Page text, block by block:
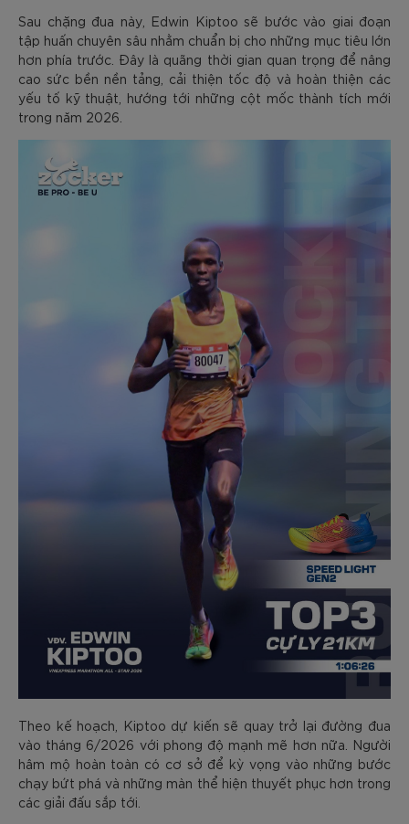
Sau chặng đua này, Edwin Kiptoo sẽ bước vào giai đoạn
tập huấn chuyên sâu nhằm chuẩn bị cho những mục tiêu lớn
hơn phía trước. Đây là quãng thời gian quan trọng để nâng
cao sức bền nền tảng, cải thiện tốc độ và hoàn thiện các
yếu tố kỹ thuật, hướng tới những cột mốc thành tích mới
trong năm 2026.
Theo kế hoạch, Kiptoo dự kiến sẽ quay trở lại đường đua
vào tháng 6/2026 với phong độ mạnh mẽ hơn nữa. Người
hâm mộ hoàn toàn có cơ sở để kỳ vọng vào những bước
chạy bứt phá và những màn thể hiện thuyết phục hơn trong
các giải đấu sắp tới.